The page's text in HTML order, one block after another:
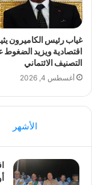
غياب رئيس الكاميرون
اقتصادية ويزيد الضغوط
التصنيف الائتماني
أغسطس 4, 2026
الأشهر